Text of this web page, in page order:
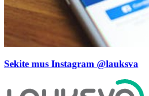
Sekite mus Instagram @lauksva